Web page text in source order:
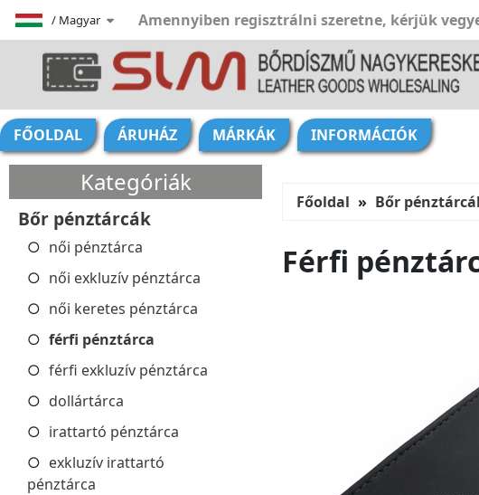
/ Magyar Amennyiben regisztrálni szeretne, kérjük
FŐOLDAL ÁRUHÁZ MÁRKÁK INFORMÁCIÓK
Kategóriák
Bőr pénztárcák
női pénztárca
női exkluzív pénztárca
női keretes pénztárca
férfi pénztárca
férfi exkluzív pénztárca
dollártárca
irattartó pénztárca
exkluzív irattartó
pénztárca
Főoldal Bőr
Férfi